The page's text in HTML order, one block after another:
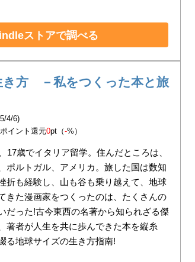
ストアで調べる
き方 －私をつくった本と旅
4/6)
ント還元0pt（-%）
17歳でイタリア留学。住んだところは、
ポルトガル、アメリカ。旅した国は数知
折も経験し、山も谷も乗り越えて、地球
きた漫画家をつくったのは、たくさんの
だった!古今東西の名著から知られざる傑
著者が人生を共に歩んできた本を縦糸
る地球サイズの生き方指南!